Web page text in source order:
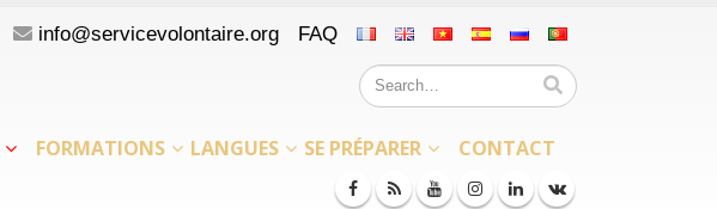
info@servicevolontaire.org FAQ
FORMATIONS LANGUES SE PRÉPARER CONTACT